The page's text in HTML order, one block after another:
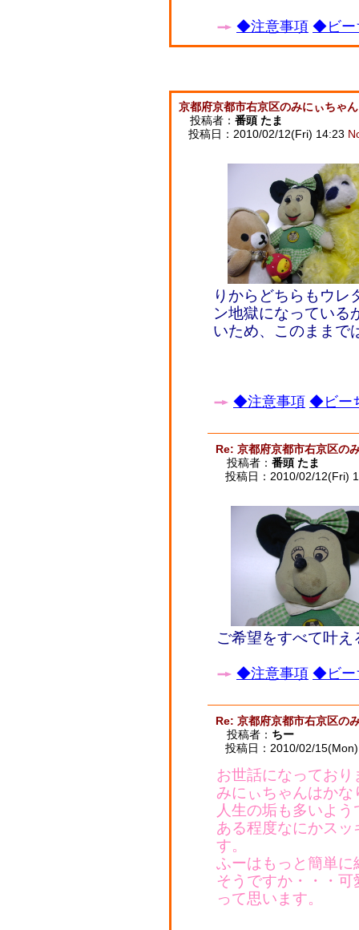
◆注意事項 ◆ビー
京都府京都市右京区のみにぃちゃ
投稿者： 番頭 たま
投稿日：2010/02/12(Fri) 14:23
りからどちらもウレ
ン地獄になっている
いため、このままで
◆注意事項 ◆ビー
Re: 京都府京都市右京区の
投稿者： 番頭 たま
投稿日：2010/02/12(Fri)
ご希望をすべて叶
◆注意事項 ◆ビー
Re: 京都府京都市右京区の
投稿者： ちー
投稿日：2010/02/
お世話になっており
みにぃちゃんはか
人生の垢も多いよう
ある程度なにかス
す。
ふーはもっと簡単
そうですか・・・
って思います。